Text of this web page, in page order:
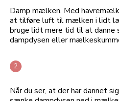
Damp mælken. Med
at tilføre luft til mælken i lidt
bruge lidt mere tid til at danne
dampdysen eller
Når du ser, at der har dannet